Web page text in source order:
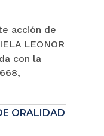
acción de
LEONOR
con la
ORALIDAD